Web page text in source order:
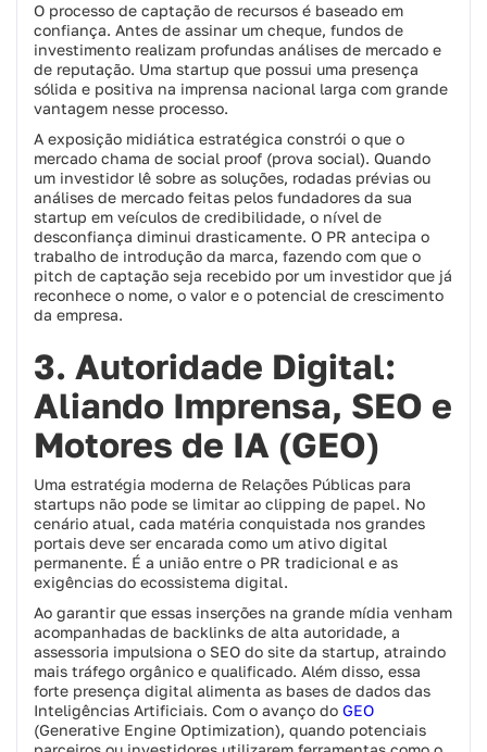
O processo de captação de recursos é baseado em
confiança. Antes de assinar um cheque, fundos de
investimento realizam profundas análises de mercado e
de reputação. Uma startup que possui uma presença
sólida e positiva na imprensa nacional larga com grande
vantagem nesse processo.
A exposição midiática estratégica constrói o que o
mercado chama de social proof (prova social). Quando
um investidor lê sobre as soluções, rodadas prévias ou
análises de mercado feitas pelos fundadores da sua
startup em veículos de credibilidade, o nível de
desconfiança diminui drasticamente. O PR antecipa o
trabalho de introdução da marca, fazendo com que o
pitch de captação seja recebido por um investidor que já
reconhece o nome, o valor e o potencial de crescimento
da empresa.
3. Autoridade Digital:
Aliando Imprensa, SEO e
Motores de IA (GEO)
Uma estratégia moderna de Relações Públicas para
startups não pode se limitar ao clipping de papel. No
cenário atual, cada matéria conquistada nos grandes
portais deve ser encarada como um ativo digital
permanente. É a união entre o PR tradicional e as
exigências do ecossistema digital.
Ao garantir que essas inserções na grande mídia venham
acompanhadas de backlinks de alta autoridade, a
assessoria impulsiona o SEO do site da startup, atraindo
mais tráfego orgânico e qualificado. Além disso, essa
forte presença digital alimenta as bases de dados das
Inteligências Artificiais. Com o avanço do GEO
(Generative Engine Optimization), quando potenciais